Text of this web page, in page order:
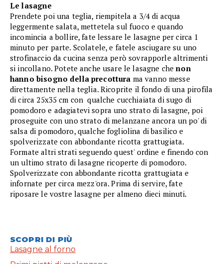
Le lasagne
Prendete poi una teglia, riempitela a 3/4 di acqua
leggermente salata, mettetela sul fuoco e quando
incomincia a bollire, fate lessare le lasagne per circa 1
minuto per parte. Scolatele, e fatele asciugare su uno
strofinaccio da cucina senza però sovrapporle altrimenti
si incollano. Potete anche usare le lasagne chenon
hanno bisogno della precottura ma vanno messe
direttamente nella teglia. Ricoprite il fondo di una pirofila
di circa 25x35 cm con qualche cucchiaiata di sugo di
pomodoro e adagiatevi sopra uno strato di lasagne, poi
proseguite con uno strato di melanzane ancora un po' di
salsa di pomodoro, qualche fogliolina di basilico e
spolverizzate con abbondante ricotta grattugiata.
Formate altri strati seguendo quest' ordine e finendo con
un ultimo strato di lasagne ricoperte di pomodoro.
Spolverizzate con abbondante ricotta grattugiata e
infornate per circa mezz'ora. Prima di servire, fate
riposare le vostre lasagne per almeno dieci minuti.
SCOPRI DI PIÙ
Lasagne al forno